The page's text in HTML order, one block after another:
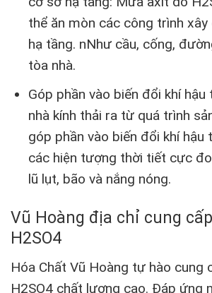
thể ăn mòn các công trình
hạ tầng. nNhư cầu, cống,
tòa nhà.
Góp phần vào biến đổi khí hậu
nhà kính thải ra từ quá trình
góp phần vào biến đổi khí hậu
các hiện tượng thời tiết cực
lũ lụt, bão và nắng nóng.
Vũ Hoàng địa chỉ cung
H2SO4
Hóa Chất Vũ Hoàng tự hào cung
H2SO4 chất lượng cao. Đáp ứng